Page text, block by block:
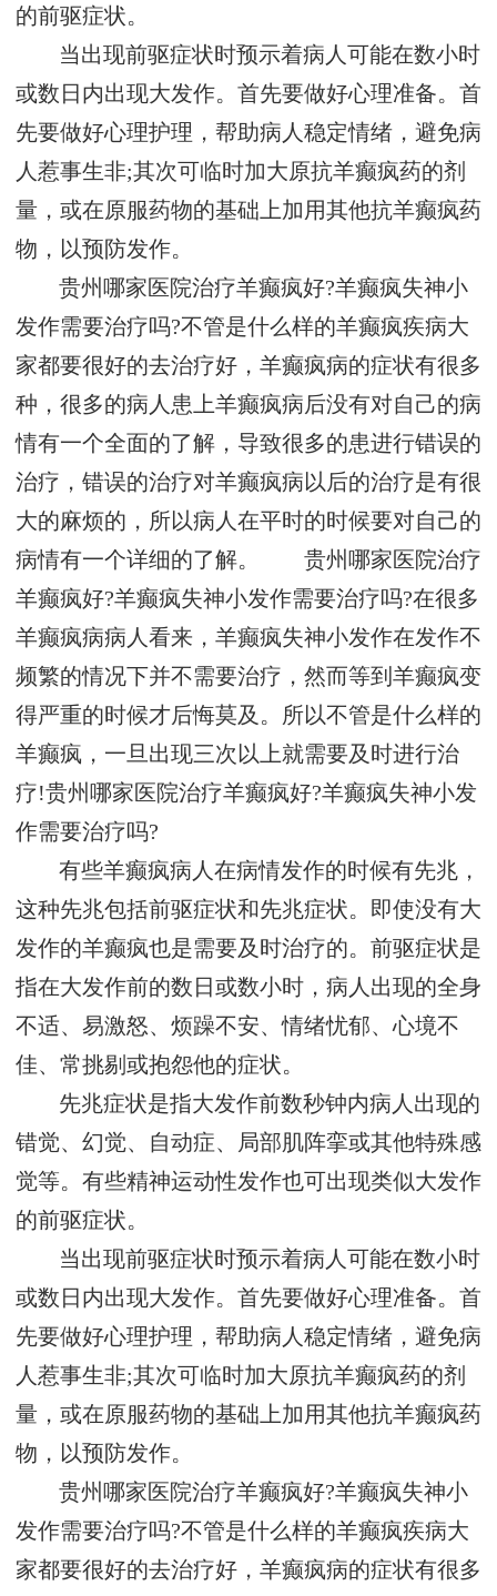
的前驱症状。
当出现前驱症状时预示着病人可能在数小时
或数日内出现大发作。首先要做好心理准备。首
先要做好心理护理，帮助病人稳定情绪，避免病
人惹事生非;其次可临时加大原抗羊癫疯药的剂
量，或在原服药物的基础上加用其他抗羊癫疯药
物，以预防发作。
贵州哪家医院治疗羊癫疯好?羊癫疯失神小
发作需要治疗吗?不管是什么样的羊癫疯疾病大
家都要很好的去治疗好，羊癫疯病的症状有很多
种，很多的病人患上羊癫疯病后没有对自己的病
情有一个全面的了解，导致很多的患进行错误的
治疗，错误的治疗对羊癫疯病以后的治疗是有很
大的麻烦的，所以病人在平时的时候要对自己的
病情有一个详细的了解。 贵州哪家医院治疗
羊癫疯好?羊癫疯失神小发作需要治疗吗?在很多
羊癫疯病病人看来，羊癫疯失神小发作在发作不
频繁的情况下并不需要治疗，然而等到羊癫疯变
得严重的时候才后悔莫及。所以不管是什么样的
羊癫疯，一旦出现三次以上就需要及时进行治
疗!贵州哪家医院治疗羊癫疯好?羊癫疯失神小发
作需要治疗吗?
有些羊癫疯病人在病情发作的时候有先兆，
这种先兆包括前驱症状和先兆症状。即使没有大
发作的羊癫疯也是需要及时治疗的。前驱症状是
指在大发作前的数日或数小时，病人出现的全身
不适、易激怒、烦躁不安、情绪忧郁、心境不
佳、常挑剔或抱怨他的症状。
先兆症状是指大发作前数秒钟内病人出现的
错觉、幻觉、自动症、局部肌阵挛或其他特殊感
觉等。有些精神运动性发作也可出现类似大发作
的前驱症状。
当出现前驱症状时预示着病人可能在数小时
或数日内出现大发作。首先要做好心理准备。首
先要做好心理护理，帮助病人稳定情绪，避免病
人惹事生非;其次可临时加大原抗羊癫疯药的剂
量，或在原服药物的基础上加用其他抗羊癫疯药
物，以预防发作。
贵州哪家医院治疗羊癫疯好?羊癫疯失神小
发作需要治疗吗?不管是什么样的羊癫疯疾病大
家都要很好的去治疗好，羊癫疯病的症状有很多